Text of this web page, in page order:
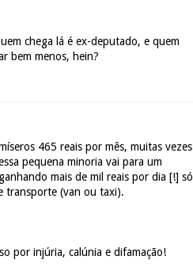
chega lá é ex-deputado, e quem
bem menos, hein?
465 reais por mês, muitas vezes
pequena minoria vai para um
mais de mil reais por dia [!] só
transporte (van ou taxi).
por injúria, calúnia e difamação!